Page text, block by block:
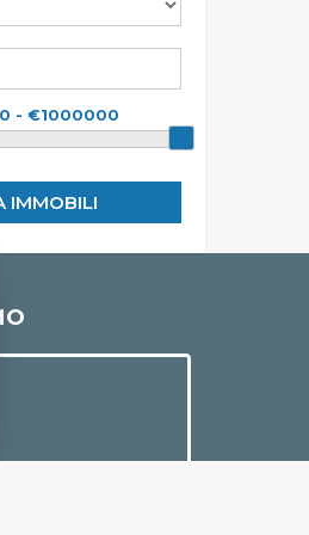
necessari per
richiesto, ed inseriti in
collocata all'interno
il trattamento può
registrazione,
conservazione,
selezione,
blocco, distruzione
ecc.);
nostra Agenzia di
presso i
(Conservatoria dei
l'Agenzia si serve ed ai
l'adempimento degli